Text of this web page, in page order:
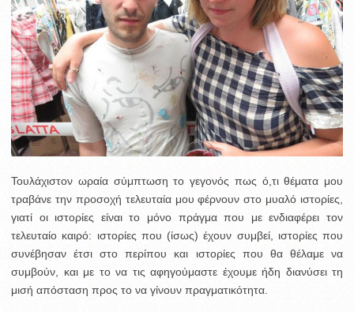
Τουλάχιστον ωραία σύμπτωση το γεγονός πως ό,τι θέματα μου
τραβάνε την προσοχή τελευταία μου φέρνουν στο μυαλό ιστορίες,
γιατί οι ιστορίες είναι το μόνο πράγμα που με ενδιαφέρει τον
τελευταίο καιρό: ιστορίες που (ίσως) έχουν συμβεί, ιστορίες που
συνέβησαν έτσι στο περίπου και ιστορίες που θα θέλαμε να
συμβούν, και με το να τις αφηγούμαστε έχουμε ήδη διανύσει τη
μισή απόσταση προς το να γίνουν πραγματικότητα.